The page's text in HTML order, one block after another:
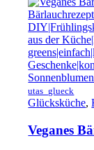
utas_glueck
Glücksküche,
Veganes